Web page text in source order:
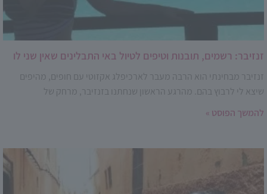
זנזיבר: רשמים, תובנות וטיפים לטיול באי התבלינים שאין שני לו
זנזיבר מבחינתי הוא הרבה מעבר לארכיפלג אקזוטי עם חופים, מהיפים
שיצא לי לרבוץ בהם. מהרגע הראשון שנחתנו בזנזיבר, מרחק של
להמשך הפוסט »